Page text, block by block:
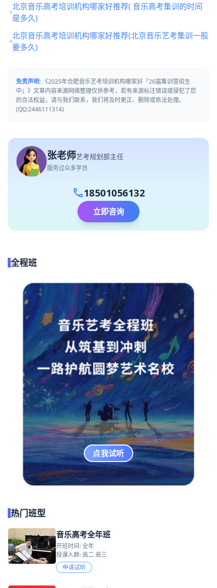
北京音乐高考培训机构哪家好推荐( 音乐高考集训的时间
是多久)
北京音乐高考培训机构哪家好推荐(北京音乐艺考集训一般
要多久)
免责声明: 《2025年合肥音乐艺考培训机构哪家好「26届集训营招生
中」》文章内容来源网络整理仅供参考，若有来源标注错误或侵犯了您
的合法权益，请与我们联系，我们将及时更正、删除或依法处理。
(QQ:2446111314)
张老师艺考规划部主任
服务过众多学员
call18501056132
立即咨询
全程班
点我试听
热门班型
音乐高考全年班
开班时间: 全年
授课人群: 高二 高三
申请试听